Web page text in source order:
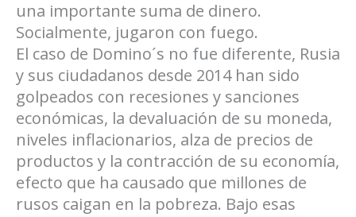
una importante suma de dinero.
Socialmente, jugaron con fuego.
El caso de Domino´s no fue diferente, Rusia
y sus ciudadanos desde 2014 han sido
golpeados con recesiones y sanciones
económicas, la devaluación de su moneda,
niveles inflacionarios, alza de precios de
productos y la contracción de su economía,
efecto que ha causado que millones de
rusos caigan en la pobreza. Bajo esas